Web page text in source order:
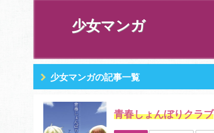
少女マンガ
少女マンガの記事一覧
青春しょんぼりクラブ